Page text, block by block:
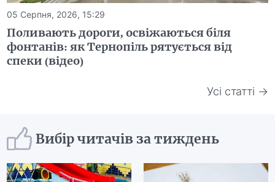
05 Серпня, 2026, 15:29
Поливають дороги, освіжаються біля
фонтанів: як Тернопіль рятується від
спеки (відео)
Усі статті →
Вибір читачів за тиждень